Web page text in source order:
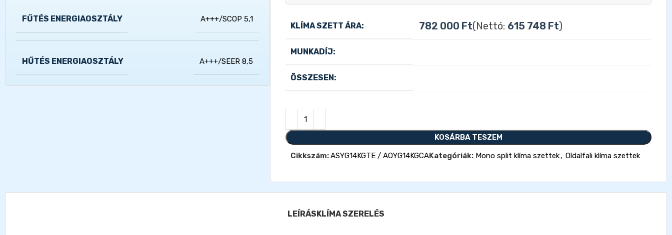
FŰTÉS ENERGIAOSZTÁLY A+++/SCOP 5,1
HŰTÉS ENERGIAOSZTÁLY A+++/SEER 8,5
KLÍMA SZETT ÁRA: 782 000 Ft(Nettó: 615 748 Ft)
MUNKADÍJ:
ÖSSZESEN:
KOSÁRBA TESZEM
Cikkszám:ASYG14KGTE / AOYG14KGCAKategóriák: Mono split klíma szettek, Oldalfali klíma szettek
LEÍRÁSKLÍMA SZERELÉS